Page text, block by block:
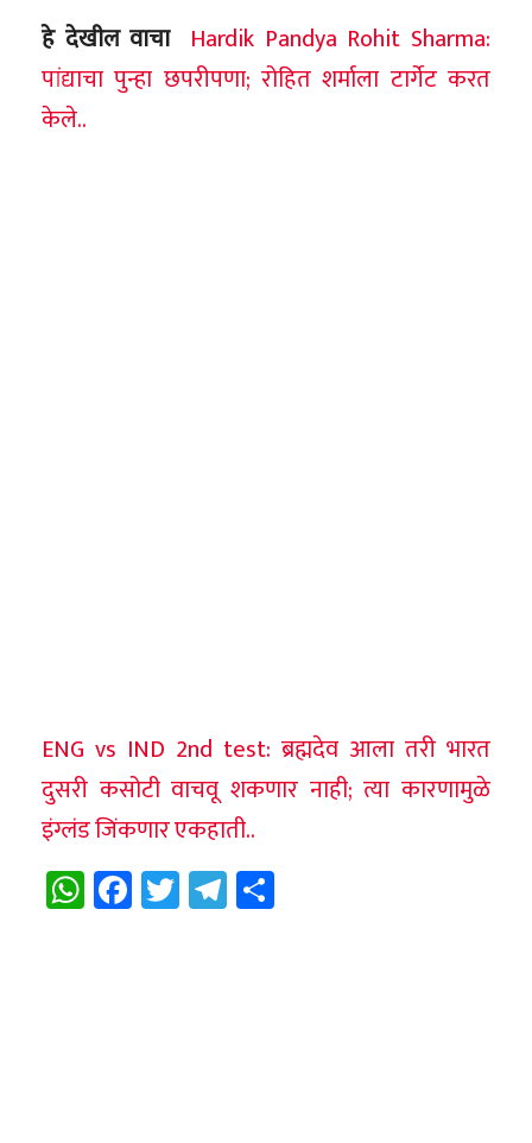
हे देखील वाचा Hardik Pandya Rohit Sharma:
पांद्याचा पुन्हा छपरीपणा; रोहित शर्माला टार्गेट करत
केले..
ENG vs IND 2nd test: ब्रह्मदेव आला तरी भारत
दुसरी कसोटी वाचवू शकणार नाही; त्या कारणामुळे
इंग्लंड जिंकणार एकहाती..
WhatsApp
Facebook
TwitterTelegram